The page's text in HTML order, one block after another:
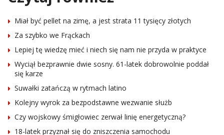
Miał być pellet na zimę, a jest strata 11 tysięcy złotych
Za szybko we Frąckach
Lepiej tę wiedzę mieć i niech się nam nie przyda w praktyce
Wyciął bezprawnie dwie sosny. 61-latek dobrowolnie poddał
się karze
Suwałki zatańczą w rytmach latino
Kolejny wyrok za bezpodstawne wezwanie służb
Czy wojskowy śmigłowiec zerwał linię energetyczną?
18-latek przyznał się do zniszczenia samochodu